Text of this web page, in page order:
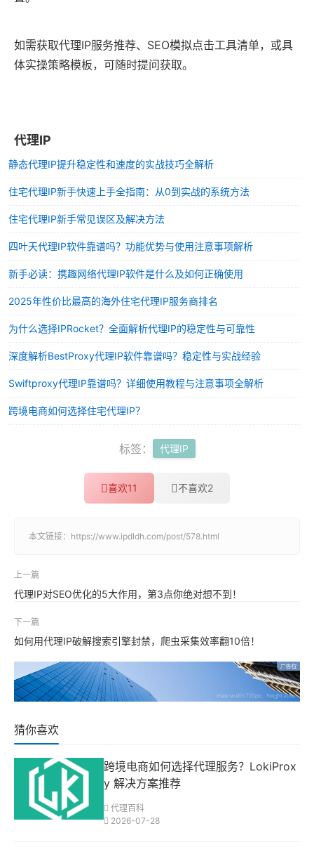
如需获取代理IP服务推荐、SEO模拟点击工具清单，或具
体实操策略模板，可随时提问获取。
代理IP
静态代理IP提升稳定性和速度的实战技巧全解析
住宅代理IP新手快速上手全指南：从0到实战的系统方法
住宅代理IP新手常见误区及解决方法
四叶天代理IP软件靠谱吗？功能优势与使用注意事项解析
新手必读：携趣网络代理IP软件是什么及如何正确使用
2025年性价比最高的海外住宅代理IP服务商排名
为什么选择IPRocket？全面解析代理IP的稳定性与可靠性
深度解析BestProxy代理IP软件靠谱吗？稳定性与实战经验
Swiftproxy代理IP靠谱吗？详细使用教程与注意事项全解析
跨境电商如何选择住宅代理IP？
标签： 代理IP
喜欢11 不喜欢2
本文链接： https://www.ipdldh.com/post/578.html
上一篇
代理IP对SEO优化的5大作用，第3点你绝对想不到！
下一篇
如何用代理IP破解搜索引擎封禁，爬虫采集效率翻10倍！
猜你喜欢
跨境电商如何选择代理服务？LokiProx
y 解决方案推荐
代理百科
2026-07-28